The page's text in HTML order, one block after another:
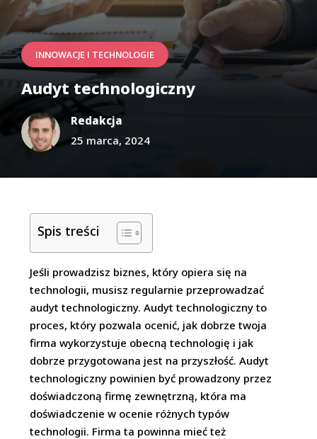
INNOWACJE I TECHNOLOGIE
Audyt technologiczny
Redakcja
25 marca, 2024
Spis treści
Jeśli prowadzisz biznes, który opiera się na
technologii, musisz regularnie przeprowadzać
audyt technologiczny. Audyt technologiczny to
proces, który pozwala ocenić, jak dobrze twoja
firma wykorzystuje obecną technologię i jak
dobrze przygotowana jest na przyszłość. Audyt
technologiczny powinien być prowadzony przez
doświadczoną firmę zewnętrzną, która ma
doświadczenie w ocenie różnych typów
technologii. Firma ta powinna mieć też